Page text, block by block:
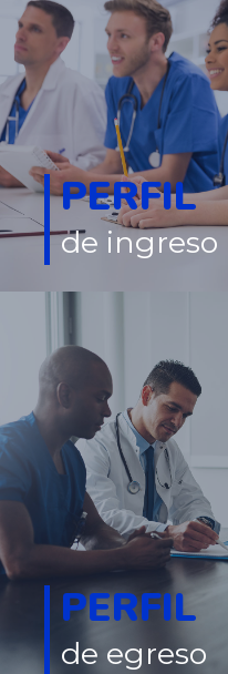
PERFIL
de ingreso
PERFIL
de egreso